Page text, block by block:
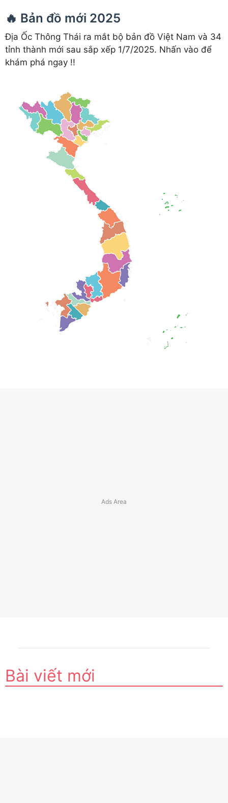
🔥 Bản đồ mới 2025
Địa Ốc Thông Thái ra mắt bộ bản đồ Việt Nam và 34
tỉnh thành mới sau sắp xếp 1/7/2025. Nhấn vào để
khám phá ngay !!
Bài viết mới